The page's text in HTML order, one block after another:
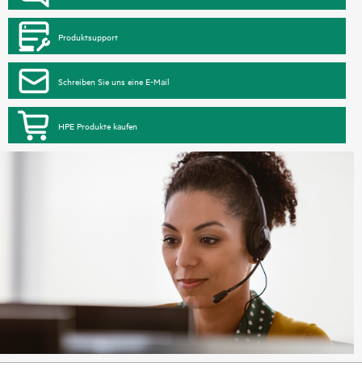
Produktsupport
Schreiben Sie uns eine E-Mail
HPE Produkte kaufen